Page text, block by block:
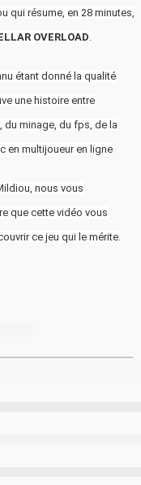
qui résume, en 28 minutes,
OVERLOAD.
étant donné la qualité
une histoire entre
minage, du fps, de la
en multijoueur en ligne
nous vous
que cette vidéo vous
ce jeu qui le mérite.